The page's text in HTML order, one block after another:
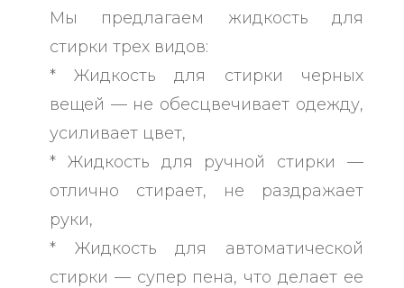
Мы предлагаем жидкость для
стирки трех видов:
* Жидкость для стирки черных
вещей — не обесцвечивает одежду,
усиливает цвет,
* Жидкость для ручной стирки —
отлично стирает, не раздражает
руки,
* Жидкость для автоматической
стирки — супер пена, что делает ее